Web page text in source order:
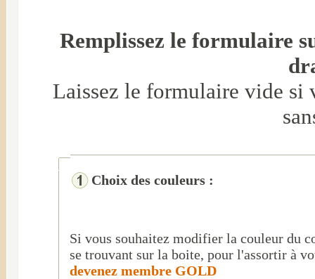
Remplissez le formulaire
Laissez le formulaire vide si
Choix des couleurs :
Si vous souhaitez modifier la couleur du
se trouvant sur la boite, pour l'assortir à
devenez membre GOLD